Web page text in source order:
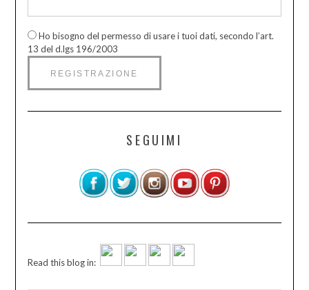
Ho bisogno del permesso di usare i tuoi dati, secondo l’art.
13 del d.lgs 196/2003
SEGUIMI
Read this blog in: